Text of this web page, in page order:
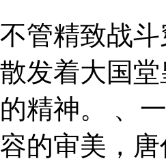
不管精致战
散发着大国
的精神。 、
容的审美，